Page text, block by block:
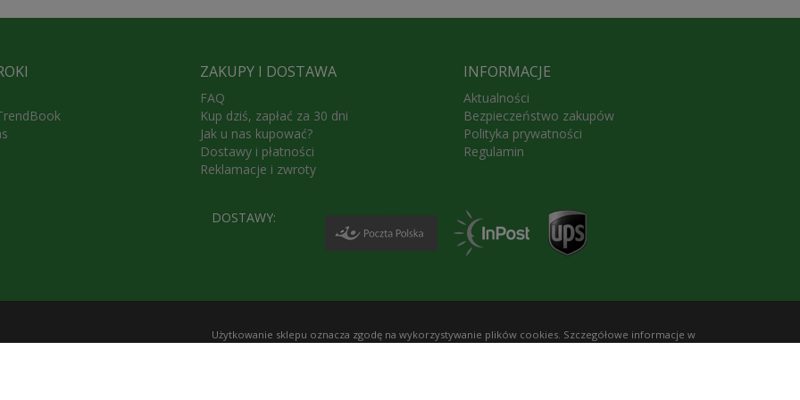
ZAKUPY I DOSTAWA
FAQ
Kup dziś, zapłać za 30 dni
Jak u nas kupować?
Dostawy i płatności
Reklamacje i zwroty
INFORMACJE
Aktualności
Bezpieczeństwo zakupów
Polityka prywatności
Regulamin
DOSTAWY:
Użytkowanie sklepu oznacza zgodę na wykorzystywanie plików cookies. Szczegółowe informacje w